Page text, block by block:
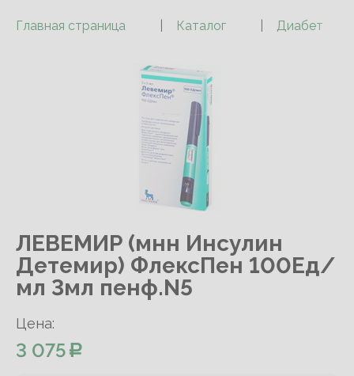
Главная страница Каталог Диабет
ЛЕВЕМИР (мнн Инсулин
Детемир) ФлексПен 100Ед/
мл 3мл пенф.N5
Цена:
3 075